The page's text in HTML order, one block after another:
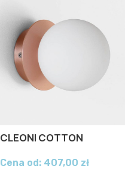
CLEONI COTTON
Cena od: 407,00 zł